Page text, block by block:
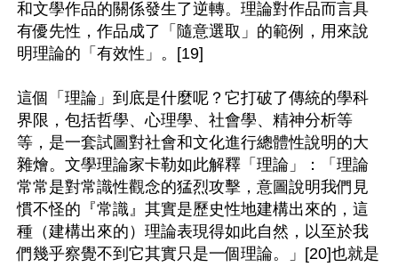
和文學作品的關係發生了逆轉。理論對作品而言具
有優先性，作品成了「隨意選取」的範例，用來說
明理論的「有效性」。[19]
這個「理論」到底是什麼呢？它打破了傳統的學科
界限，包括哲學、心理學、社會學、精神分析等
等，是一套試圖對社會和文化進行總體性說明的大
雜燴。文學理論家卡勒如此解釋「理論」：「理論
常常是對常識性觀念的猛烈攻擊，意圖說明我們見
慣不怪的『常識』其實是歷史性地建構出來的，這
種（建構出來的）理論表現得如此自然，以至於我
們幾乎察覺不到它其實只是一個理論。」[20]也就是